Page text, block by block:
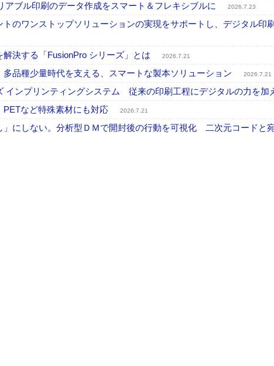
ブル印刷のデータ作成をスマート＆フレキシブルに 2026.7.23
のワンストップソリューションの実現をサポートし、デジタル印
決する「FusionPro シリーズ」とは 2026.7.21
種少量時代を支える、スマートな製本ソリューション 2026.7.21
ンプリンティングシステム 従来の印刷工程にデジタルの力を加
など特殊素材にも対応 2026.7.21
にしない。分析型ＤＭで開封後の行動を可視化 二次元コードと宛